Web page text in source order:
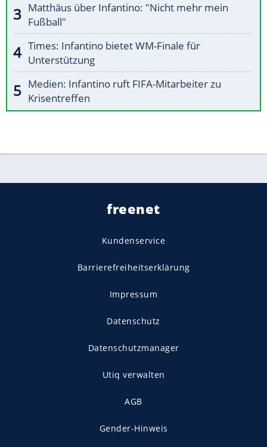
Matthäus über Infantino: "Nicht mehr mein
Fußball"
Times: Infantino bietet WM-Finale für
Unterstützung
Medien: Infantino ruft FIFA-Mitarbeiter zu
Krisentreffen
freenet
Kundenservice
Barrierefreiheitserklärung
Impressum
Datenschutz
Datenschutzmanager
Utiq verwalten
AGB
Gender-Hinweis